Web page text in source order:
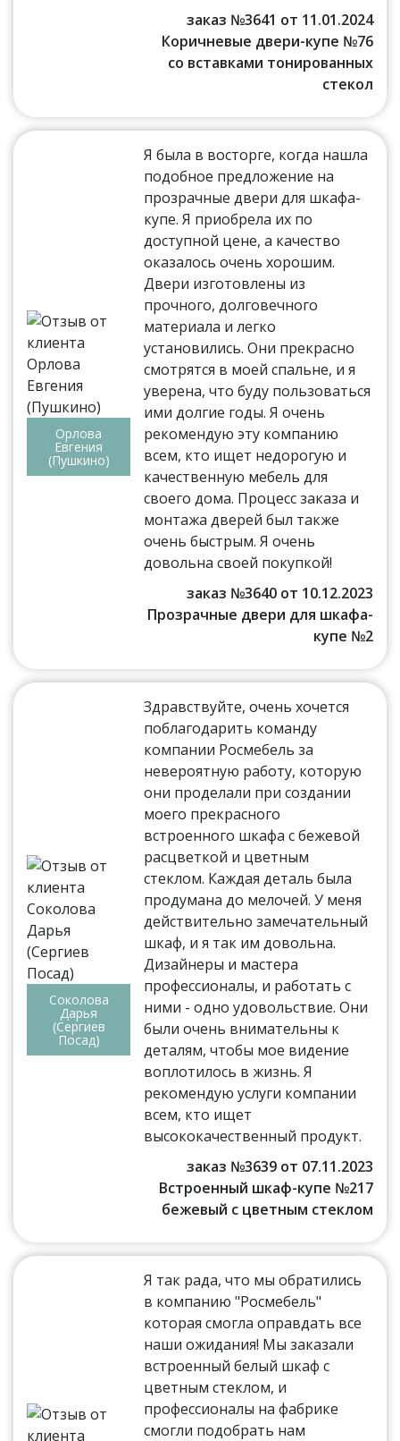
заказ №3641 от 11.01.2024
Коричневые двери-купе №76
со вставками тонированных
стекол
Орлова
Евгения
(Пушкино)
Я была в восторге, когда нашла
подобное предложение на
прозрачные двери для шкафа-
купе. Я приобрела их по
доступной цене, а качество
оказалось очень хорошим.
Двери изготовлены из
прочного, долговечного
материала и легко
установились. Они прекрасно
смотрятся в моей спальне, и я
уверена, что буду пользоваться
ими долгие годы. Я очень
рекомендую эту компанию
всем, кто ищет недорогую и
качественную мебель для
своего дома. Процесс заказа и
монтажа дверей был также
очень быстрым. Я очень
довольна своей покупкой!
заказ №3640 от 10.12.2023
Прозрачные двери для шкафа-
купе №2
Соколова
Дарья
(Сергиев
Посад)
Здравствуйте, очень хочется
поблагодарить команду
компании Росмебель за
невероятную работу, которую
они проделали при создании
моего прекрасного
встроенного шкафа с бежевой
расцветкой и цветным
стеклом. Каждая деталь была
продумана до мелочей. У меня
действительно замечательный
шкаф, и я так им довольна.
Дизайнеры и мастера
профессионалы, и работать с
ними - одно удовольствие. Они
были очень внимательны к
деталям, чтобы мое видение
воплотилось в жизнь. Я
рекомендую услуги компании
всем, кто ищет
высококачественный продукт.
заказ №3639 от 07.11.2023
Встроенный шкаф-купе №217
бежевый с цветным стеклом
Я так рада, что мы обратились
в компанию "Росмебель"
которая смогла оправдать все
наши ожидания! Мы заказали
встроенный белый шкаф с
цветным стеклом, и
профессионалы на фабрике
смогли подобрать нам